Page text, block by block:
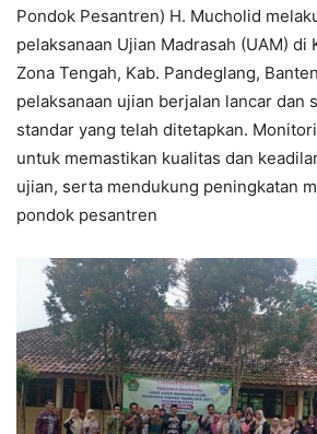
Pondok Pesantren) H. Mucholid
pelaksanaan Ujian Madrasah (UAM) di
Zona Tengah, Kab. Pandeglang,
pelaksanaan ujian berjalan lancar dan
standar yang telah ditetapkan.
untuk memastikan kualitas dan
ujian, serta mendukung peningkatan
pondok pesantren